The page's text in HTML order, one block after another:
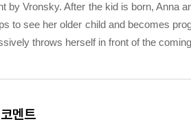
by Vronsky. After the kid is born, Anna
to see her older child and becomes
throws herself in front of the
멘트